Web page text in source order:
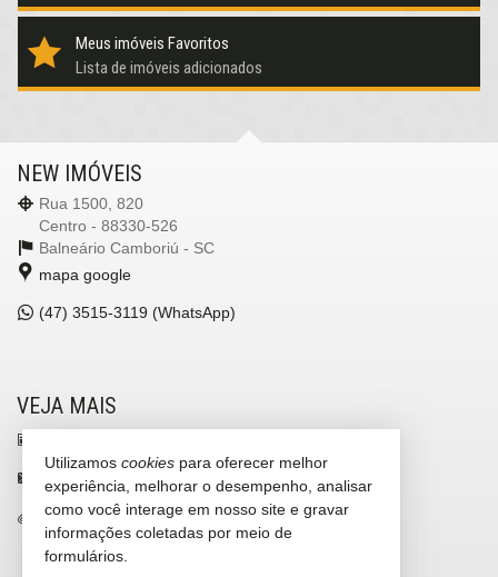
Meus imóveis Favoritos
Lista de imóveis adicionados
NEW IMÓVEIS
Rua 1500, 820
Centro - 88330-526
Balneário Camboriú - SC
mapa google
(47) 3515-3119 (WhatsApp)
VEJA MAIS
contato@newimoveis.net
trabalhe conosco
cadastre seu imóvel
Utilizamos cookies para oferecer melhor
experiência, melhorar o desempenho, analisar
como você interage em nosso site e gravar
informações coletadas por meio de
formulários.